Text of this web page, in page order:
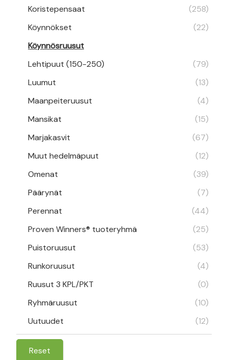
Koristepensaat
(258)
Köynnökset
(22)
Köynnösruusut
Lehtipuut (150-250)
(79)
Luumut
(13)
Maanpeiteruusut
(4)
Mansikat
(15)
Marjakasvit
(67)
Muut hedelmäpuut
(12)
Omenat
(39)
Päärynät
(7)
Perennat
(44)
Proven Winners® tuoteryhmä
(25)
Puistoruusut
(53)
Runkoruusut
(4)
Ruusut 3 KPL/PKT
(0)
Ryhmäruusut
(10)
Uutuudet
(12)
Reset